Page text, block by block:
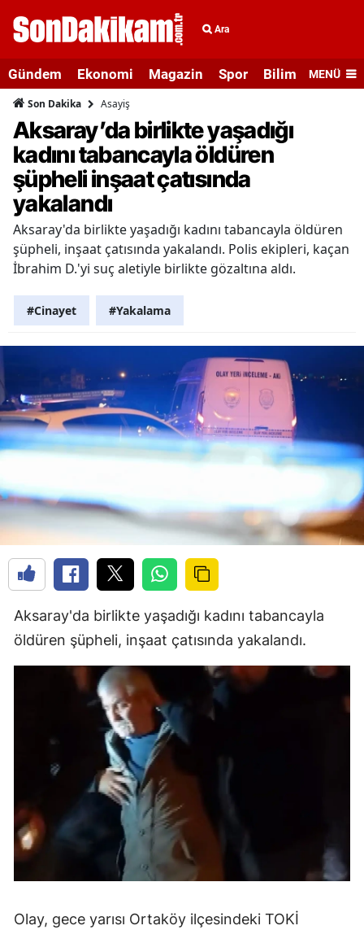
Ara
Gündem Ekonomi Magazin Spor Bilim veMENÜ
Son Dakika Asayiş
Aksaray’da birlikte yaşadığı
kadını tabancayla öldüren
şüpheli inşaat çatısında
yakalandı
Aksaray'da birlikte yaşadığı kadını tabancayla öldüren
şüpheli, inşaat çatısında yakalandı. Polis ekipleri, kaçan
İbrahim D.'yi suç aletiyle birlikte gözaltına aldı.
#Cinayet #Yakalama
Aksaray'da birlikte yaşadığı kadını tabancayla
öldüren şüpheli, inşaat çatısında yakalandı.
Olay, gece yarısı Ortaköy ilçesindeki TOKİ